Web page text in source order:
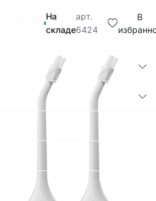
На
складе
арт.
6424
В
990р.
приложении
со скидкой